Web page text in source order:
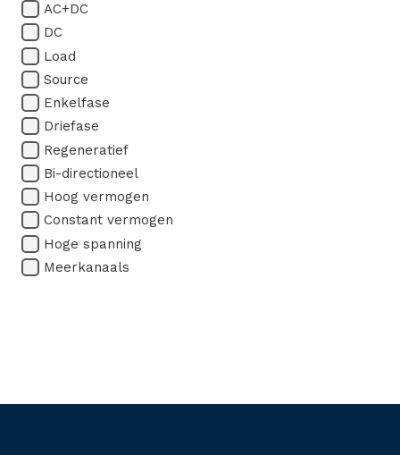
AC+DC
DC
Load
Source
Enkelfase
Driefase
Regeneratief
Bi-directioneel
Hoog vermogen
Constant vermogen
Hoge spanning
Meerkanaals